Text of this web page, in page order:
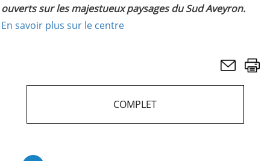
ouverts sur les majestueux paysages du Sud Aveyron.
En savoir plus sur le centre
COMPLET